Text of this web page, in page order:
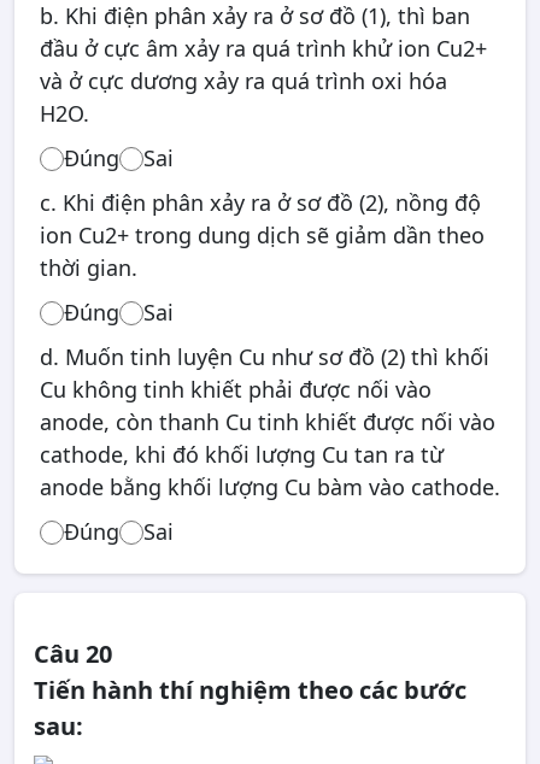
b. Khi điện phân xảy ra ở sơ đồ (1), thì ban
đầu ở cực âm xảy ra quá trình khử ion Cu2+
và ở cực dương xảy ra quá trình oxi hóa
H2O.
Đúng
Sai
c. Khi điện phân xảy ra ở sơ đồ (2), nồng độ
ion Cu2+ trong dung dịch sẽ giảm dần theo
thời gian.
Đúng
Sai
d. Muốn tinh luyện Cu như sơ đồ (2) thì khối
Cu không tinh khiết phải được nối vào
anode, còn thanh Cu tinh khiết được nối vào
cathode, khi đó khối lượng Cu tan ra từ
anode bằng khối lượng Cu bàm vào cathode.
Đúng
Sai
Câu 20
Tiến hành thí nghiệm theo các bước
sau: